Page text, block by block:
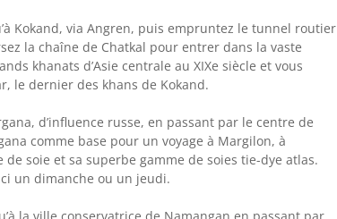
Kokand, via Angren, puis empruntez le tunnel routier
la chaîne de Chatkal pour entrer dans la vaste
khanats d’Asie centrale au XIXe siècle et vous
le dernier des khans de Kokand.
d’influence russe, en passant par le centre de
comme base pour un voyage à Margilon, à
soie et sa superbe gamme de soies tie-dye atlas.
un dimanche ou un jeudi.
la ville conservatrice de Namangan en passant par